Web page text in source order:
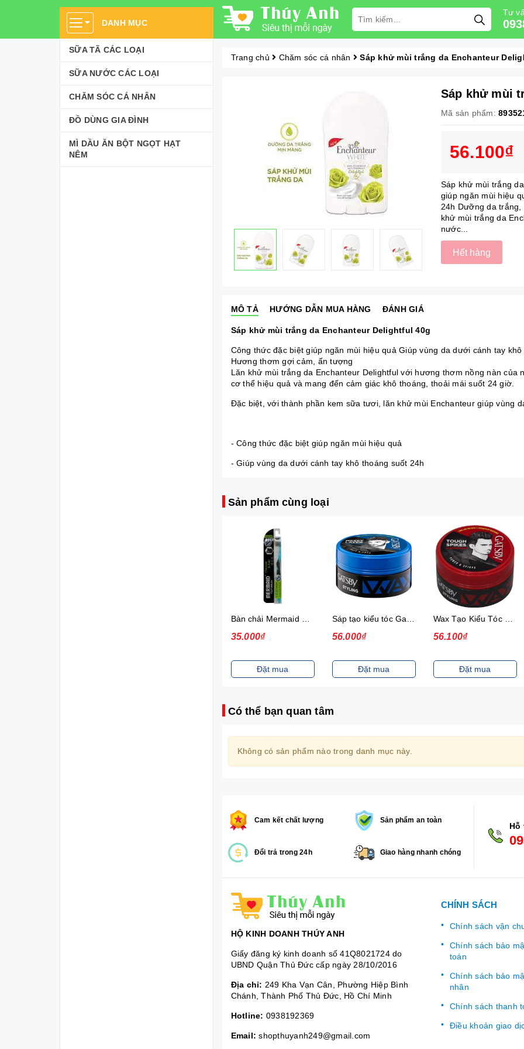
DANH MỤC
SỮA TÃ CÁC LOẠI
SỮA NƯỚC CÁC LOẠI
CHĂM SÓC CÁ NHÂN
ĐỒ DÙNG GIA ĐÌNH
MÌ DẦU ĂN BỘT NGỌT HẠT
NÊM
Tư
Trang chủ Chăm sóc cá nhân Sáp khử mùi trắng da Enchanteur
Sáp khử mùi
Mã sản phẩm:
56.100₫
Sáp khử mùi trắng
giúp ngăn mùi hiệu
24h Dưỡng da
khử mùi trắng da
nước...
Hết hàng
MÔ TẢ HƯỚNG DẪN MUA HÀNG ĐÁNH GIÁ
Sáp khử mùi trắng da Enchanteur Delightful 40g
Công thức đặc biệt giúp ngăn mùi hiệu quả Giúp vùng da dưới cánh tay
Hương thơm gợi cảm, ấn tượng
Lăn khử mùi trắng da Enchanteur Delightful với hương thơm nồng nàn của
cơ thể hiệu quả và mang đến cảm giác khô thoáng, thoải mái suốt 24 giờ.
Đặc biệt, với thành phần kem sữa tươi, lăn khử mùi Enchanteur giúp vùng
- Công thức đặc biệt giúp ngăn mùi hiệu quả
- Giúp vùng da dưới cánh tay khô thoáng suốt 24h
Sản phẩm cùng loại
35.000₫
Đặt mua
56.000₫
Đặt mua
56.100₫
Đặt mua
Có thể bạn quan tâm
Không có sản phẩm nào trong danh mục này.
Cam kết chất lượng Sản phẩm an toàn
Đổi trả trong 24h Giao hàng nhanh chóng
Hỗ
HỘ KINH DOANH THÚY ANH
Giấy đăng ký kinh doanh số 41Q8021724 do
UBND Quận Thủ Đức cấp ngày 28/10/2016
Địa chỉ: 249 Kha Vạn Cân, Phường Hiệp Bình
Chánh, Thành Phố Thủ Đức, Hồ Chí Minh
Hotline: 0938192369
Email: shopthuyanh249@gmail.com
CHÍNH SÁCH
Chính sách vận
Chính sách bảo
toán
Chính sách bảo
nhân
Chính sách thanh
Điều khoản giao